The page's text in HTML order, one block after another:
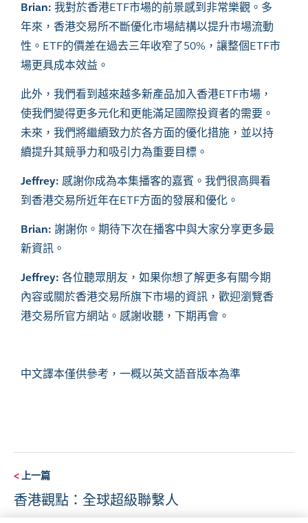
Brian: 我對於香港ETF市場的前景感到非常樂觀。多
年來，香港交易所不斷優化市場結構以提升市場流動
性。 ETF的價差在過去三年收窄了50% ，讓整個ETF市
場更具成本效益。
此外，我們看到越來越多新產品加入香港ETF市場，
使我們變得更多元化和更能滿足國際投資者的需要。
未來，我們將繼續致力於各方面的優化措施，並以持
續提升其競爭力和吸引力為重要目標。
Jeffrey: 感謝你成為本集播客的嘉賓。我們很高興看
到香港交易所近年在ETF方面的發展和優化。
Brian: 謝謝你。期待下次在播客中與大家分享更多最
新資訊。
Jeffrey: 各位聽眾朋友，如果你想了解更多有關今期
內容或關於香港交易所旗下市場的資訊，歡迎瀏覽香
港交易所官方網站。感謝收聽，下期再會。
中文譯本僅供參考，一概以英文語音版本為準
<上一篇
香港觀點：全球超級聯繫人